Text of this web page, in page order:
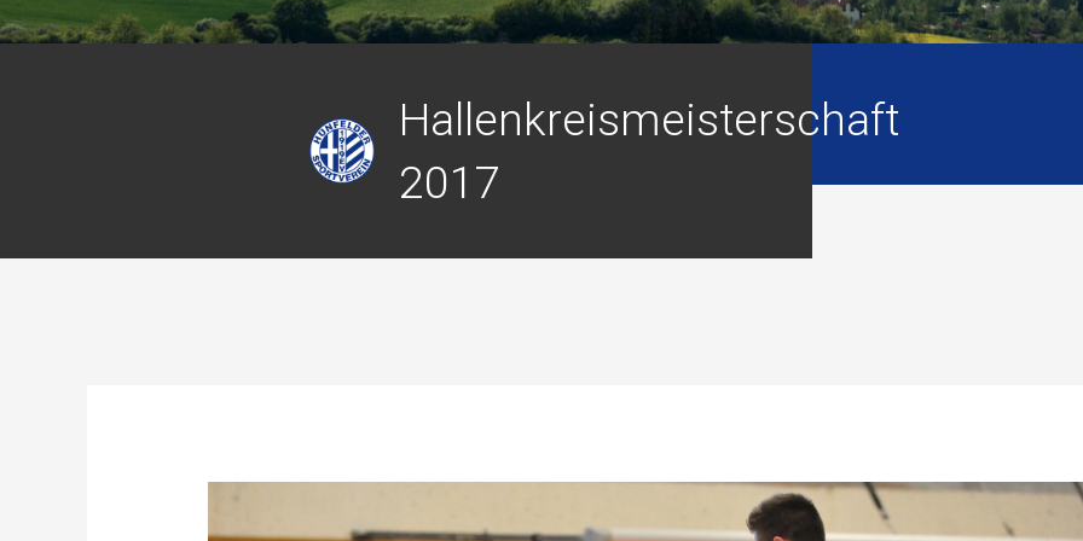
Hallenkreismeisterschaft
2017